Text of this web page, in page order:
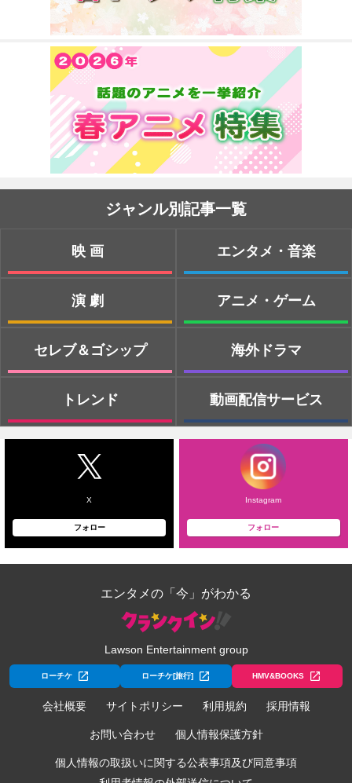
ジャンル別記事一覧
映画
演劇
セレブ＆ゴシップ
トレンド
エンタメ・音楽
アニメ・ゲーム
海外ドラマ
動画配信サービス
X
フォロー
Instagram
フォロー
エンタメの「今」がわかる
Lawson Entertainment group
ローチケ ローチケ[旅行] HMV&BOOKS
会社概要 サイトポリシー 利用規約 採用情報
お問い合わせ 個人情報保護方針
個人情報の取扱いに関する公表事項及び同意事項